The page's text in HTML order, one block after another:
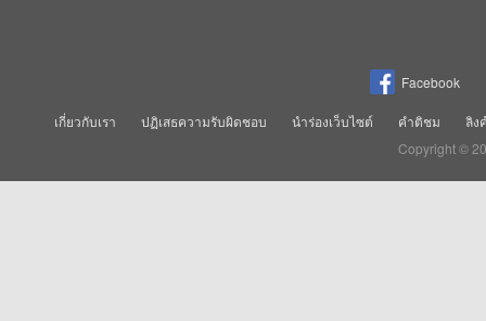
Facebook
เกี่ยวกับเรา ปฏิเสธความรับผิดชอบ นำร่องเว็บไซต์ คำติชม
ลิง
Copyright ©